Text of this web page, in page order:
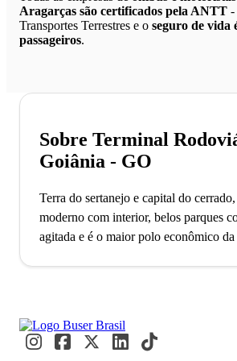
Aragarças são certificados pela ANTT -
Transportes Terrestres e o seguro de vida
passageiros.
Sobre Terminal
Goiânia - GO
Terra do sertanejo e capital do
moderno com interior, belos parques
agitada e é o maior polo econômico da
política de Goiás, na era do governo
considerado um polo econômico